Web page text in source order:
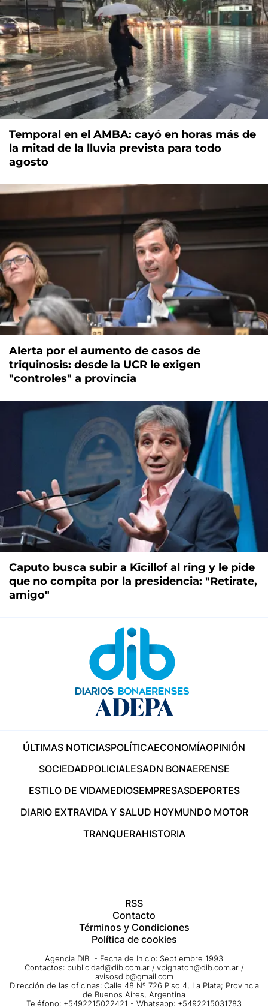
Temporal en el AMBA: cayó en horas más de
la mitad de la lluvia prevista para todo
agosto
Alerta por el aumento de casos de
triquinosis: desde la UCR le exigen
"controles" a provincia
Caputo busca subir a Kicillof al ring y le pide
que no compita por la presidencia: "Retirate,
amigo"
ÚLTIMAS NOTICIASPOLÍTICAECONOMÍAOPINIÓN
SOCIEDADPOLICIALESADN BONAERENSE
ESTILO DE VIDAMEDIOSEMPRESASDEPORTES
DIARIO EXTRAVIDA Y SALUD HOYMUNDO MOTOR
TRANQUERAHISTORIA
RSS
Contacto
Términos y Condiciones
Política de cookies
Agencia DIB - Fecha de Inicio: Septiembre 1993
Contactos: publicidad@dib.com.ar / vpignaton@dib.com.ar /
avisosdib@gmail.com
Dirección de las oficinas: Calle 48 Nº 726 Piso 4, La Plata; Provincia
de Buenos Aires, Argentina
Teléfono: +5492215022421 - Whatsapp: +5492215031783